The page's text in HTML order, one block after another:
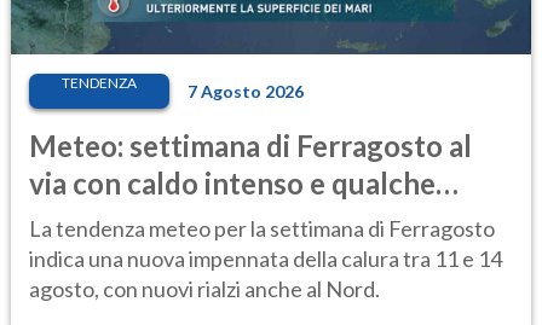
TENDENZA 7 Agosto 2026
Meteo: settimana di Ferragosto al
via con caldo intenso e qualche
temporale
La tendenza meteo per la settimana di Ferragosto
indica una nuova impennata della calura tra 11 e 14
agosto, con nuovi rialzi anche al Nord.